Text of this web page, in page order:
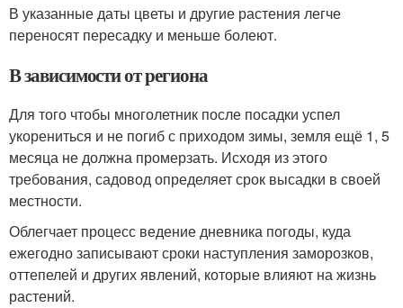
В указанные даты цветы и другие растения легче
переносят пересадку и меньше болеют.
В зависимости от региона
Для того чтобы многолетник после посадки успел
укорениться и не погиб с приходом зимы, земля ещё 1, 5
месяца не должна промерзать. Исходя из этого
требования, садовод определяет срок высадки в своей
местности.
Облегчает процесс ведение дневника погоды, куда
ежегодно записывают сроки наступления заморозков,
оттепелей и других явлений, которые влияют на жизнь
растений.